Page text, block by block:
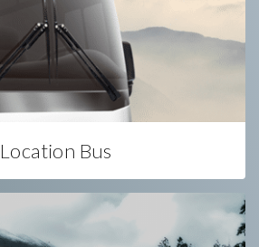
Location Bus